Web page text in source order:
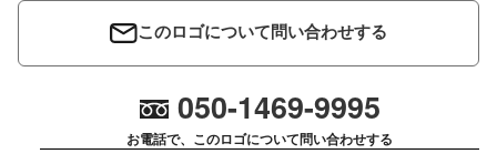
このロゴについて問い合わせする
050-1469-9995
お電話で、このロゴについて問い合わせする